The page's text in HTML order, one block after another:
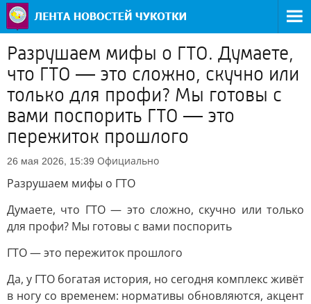
Разрушаем мифы о ГТО. Думаете,
что ГТО — это сложно, скучно или
только для профи? Мы готовы с
вами поспорить ГТО — это
пережиток прошлого
26 мая 2026, 15:39 Официально
Разрушаем мифы о ГТО
Думаете, что ГТО — это сложно, скучно или только
для профи? Мы готовы с вами поспорить
ГТО — это пережиток прошлого
Да, у ГТО богатая история, но сегодня комплекс живёт
в ногу со временем: нормативы обновляются, акцент